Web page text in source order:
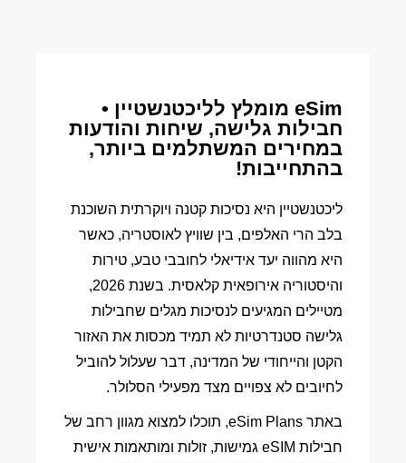
eSim מומלץ לליכטנשטיין •
חבילות גלישה, שיחות והודעות
במחירים המשתלמים ביותר,
בהתחייבות!
ליכטנשטיין היא נסיכות קטנה ויוקרתית השוכנת
בלב הרי האלפים, בין שוויץ לאוסטריה, כאשר
היא מהווה יעד אידיאלי לחובבי טבע, טירות
והיסטוריה אירופאית קלאסית. בשנת 2026,
מטיילים המגיעים לנסיכות מגלים שחבילות
גלישה סטנדרטיות לא תמיד מכסות את האזור
הקטן והייחודי של המדינה, דבר שעלול להוביל
לחיובים לא צפויים מצד מפעילי הסלולר.
באתר eSim Plans, תוכלו למצוא מגוון רחב של
חבילות eSIM גמישות, זולות ומותאמות אישית